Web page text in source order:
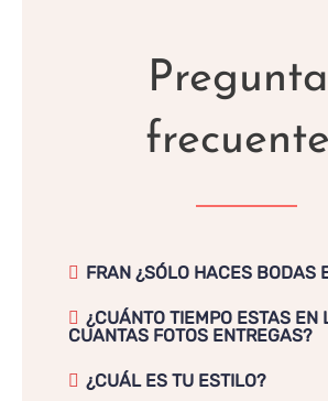
FRAN ¿SÓLO HACES BODAS
¿CUÁNTO TIEMPO ESTAS EN
CUANTAS FOTOS ENTREGAS?
¿CUÁL ES TU ESTILO?